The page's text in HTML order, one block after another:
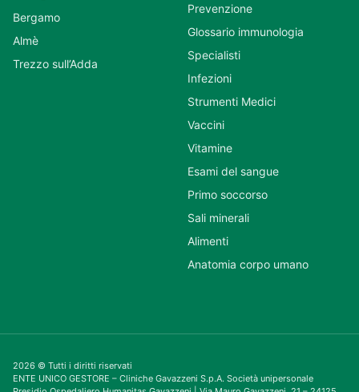
Bergamo
Almè
Trezzo sull’Adda
Prevenzione
Glossario immunologia
Specialisti
Infezioni
Strumenti Medici
Vaccini
Vitamine
Esami del sangue
Primo soccorso
Sali minerali
Alimenti
Anatomia corpo umano
2026 © Tutti i diritti riservati
ENTE UNICO GESTORE – Cliniche Gavazzeni S.p.A. Società unipersonale